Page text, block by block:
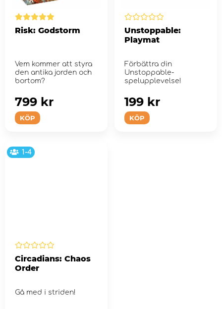
Risk: Godstorm
Vem kommer att styra
den antika jorden och
bortom?
KÖP
799 kr
Unstoppable:
Playmat
Förbättra din
Unstoppable-
spelupplevelse!
KÖP
199 kr
1-4
Circadians: Chaos
Order
Gå med i striden!